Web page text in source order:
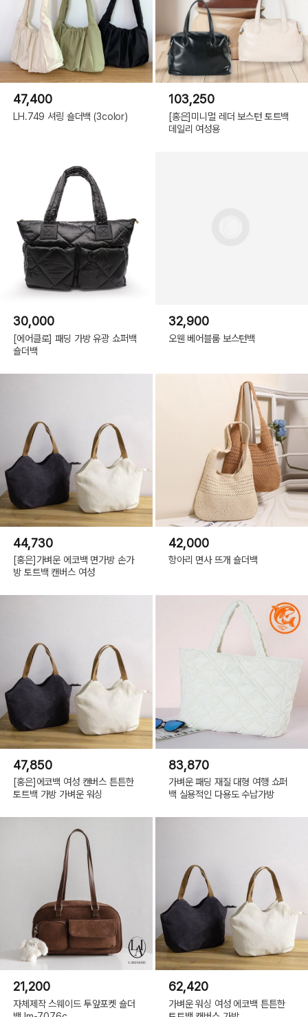
47,400
LH.749 셔링 숄더백 (3color)
103,250
[홍은]미니멀 레더 보스턴 토트백
데일리 여성용
30,000
[에어클로] 패딩 가방 유광 쇼퍼백
숄더백
32,900
오웬 베어블룸 보스턴백
44,730
[홍은]가벼운 에코백 면가방 손가
방 토트백 캔버스 여성
42,000
항아리 면사 뜨개 숄더백
47,850
[홍은]에코백 여성 캔버스 튼튼한
토트백 가방 가벼운 워싱
83,870
가벼운 패딩 재질 대형 여행 쇼퍼
백 실용적인 다용도 수납가방
21,200
자체제작 스웨이드 투앞포켓 숄더
62,420
가벼운 워싱 여성 에코백 튼튼한